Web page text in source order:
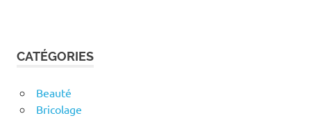
CATÉGORIES
Beauté
Bricolage